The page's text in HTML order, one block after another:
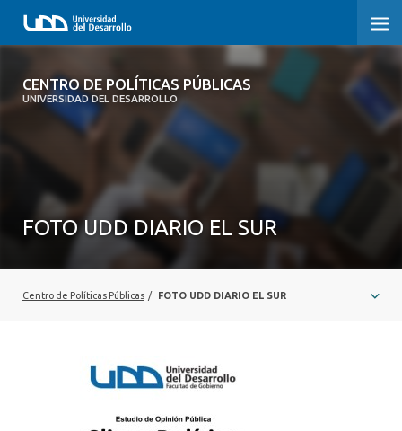
CENTRO DE POLÍTICAS PÚBLICAS
UNIVERSIDAD DEL DESARROLLO
CENTRO DE POLÍTICAS PÚBLICAS
DOCUMENTOS DE TRABAJO
FOTO UDD DIARIO EL SUR
Centro de Políticas Públicas / FOTO UDD DIARIO EL SUR